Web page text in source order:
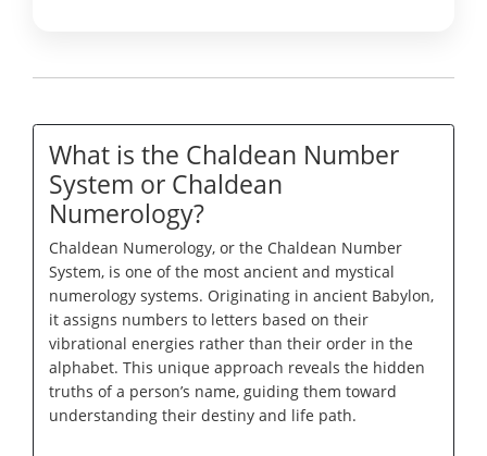
What is the Chaldean Number
System or Chaldean
Numerology?
Chaldean Numerology, or the Chaldean Number
System, is one of the most ancient and mystical
numerology systems. Originating in ancient Babylon,
it assigns numbers to letters based on their
vibrational energies rather than their order in the
alphabet. This unique approach reveals the hidden
truths of a person’s name, guiding them toward
understanding their destiny and life path.